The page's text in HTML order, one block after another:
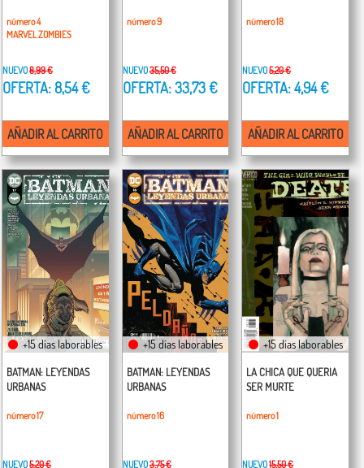
número 4
MARVEL ZOMBIES
NUEVO8,99 €
OFERTA: 8,54 €
AÑADIR AL CARRITO
número 9
NUEVO35,50 €
OFERTA: 33,73 €
AÑADIR AL CARRITO
número 18
NUEVO5,20 €
OFERTA: 4,94 €
AÑADIR AL CARRITO
+15 días laborables
BATMAN: LEYENDAS
URBANAS
número 17
NUEVO5,20 €
+15 días laborables
BATMAN: LEYENDAS
URBANAS
número 16
NUEVO3,75 €
+15 días laborables
LA CHICA QUE QUERIA
SER MURTE
número 1
NUEVO15,50 €